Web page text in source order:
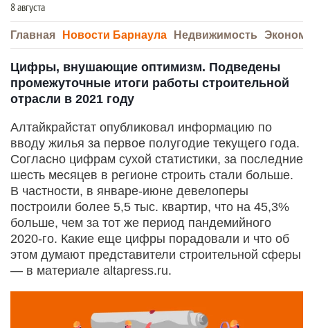
8 августа
Главная Новости Барнаула Недвижимость
Цифры, внушающие оптимизм. Подведены
промежуточные итоги работы строительной
отрасли в 2021 году
Алтайкрайстат опубликовал информацию по
вводу жилья за первое полугодие текущего года.
Согласно цифрам сухой статистики, за последние
шесть месяцев в регионе строить стали больше.
В частности, в январе-июне девелоперы
построили более 5,5 тыс. квартир, что на 45,3%
больше, чем за тот же период пандемийного
2020-го. Какие еще цифры порадовали и что об
этом думают представители строительной сферы
— в материале altapress.ru.